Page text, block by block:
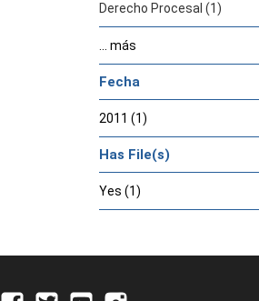
Derecho Procesal (1)
... más
Fecha
2011 (1)
Has File(s)
Yes (1)